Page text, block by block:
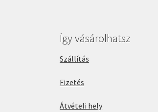
Így vásárolhatsz
Szállítás
Fizetés
Átvételi hely